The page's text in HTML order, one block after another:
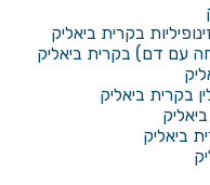
בקרית ביאליק
עם דם) בקרית ביאליק
בקרית ביאליק
ביאליק